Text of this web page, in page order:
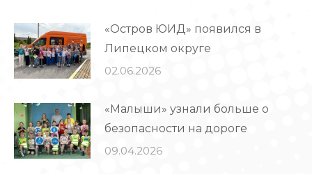
«Остров ЮИД» появился в
Липецком округе
02.06.2026
«Малыши» узнали больше о
безопасности на дороге
09.04.2026